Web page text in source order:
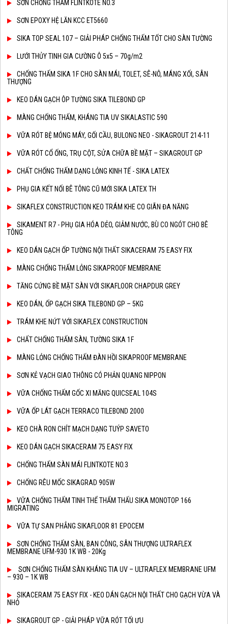
SƠN CHỐNG THẤM FLINTKOTE NO.3
SƠN EPOXY HỆ LĂN KCC ET5660
SIKA TOP SEAL 107 – GIẢI PHÁP CHỐNG THẤM TỐT CHO SÀN TƯỜNG
LƯỚI THỦY TINH GIA CƯỜNG Ô 5x5 – 70g/m2
CHỐNG THẤM SIKA 1F CHO SÀN MÁI, TOLET, SÊ-NÔ, MÁNG XỐI, SÂN
THƯỢNG
KEO DÁN GẠCH ÔP TƯỜNG SIKA TILEBOND GP
MÀNG CHỐNG THẤM, KHÁNG TIA UV SIKALASTIC 590
VỮA RÓT BỆ MÓNG MÁY, GỐI CẦU, BULONG NEO - SIKAGROUT 214-11
VỮA RÓT CỔ ỐNG, TRỤ CỘT, SỬA CHỮA BỀ MẶT – SIKAGROUT GP
CHẤT CHỐNG THẤM DẠNG LỎNG KINH TẾ - SIKA LATEX
PHỤ GIA KẾT NỐI BÊ TÔNG CŨ MỚI SIKA LATEX TH
SIKAFLEX CONSTRUCTION KEO TRÁM KHE CO GIÃN ĐA NĂNG
SIKAMENT R7 - PHỤ GIA HÓA DẺO, GIẢM NƯỚC, BÙ CO NGÓT CHO BÊ
TÔNG
KEO DÁN GẠCH ỐP TƯỜNG NỘI THẤT SIKACERAM 75 EASY FIX
MÀNG CHỐNG THẤM LỎNG SIKAPROOF MEMBRANE
TĂNG CỨNG BỀ MẶT SÀN VỚI SIKAFLOOR CHAPDUR GREY
KEO DÁN, ỐP GẠCH SIKA TILEBOND GP – 5KG
TRÁM KHE NỨT VỚI SIKAFLEX CONSTRUCTION
CHẤT CHỐNG THẤM SÀN, TƯỜNG SIKA 1F
MÀNG LỎNG CHỐNG THẤM ĐÀN HỒI SIKAPROOF MEMBRANE
SƠN KẺ VẠCH GIAO THÔNG CÓ PHẢN QUANG NIPPON
VỮA CHỐNG THẤM GỐC XI MĂNG QUICSEAL 104S
VỮA ỐP LÁT GẠCH TERRACO TILEBOND 2000
KEO CHÀ RON CHÍT MẠCH DẠNG TUÝP SAVETO
KEO DÁN GẠCH SIKACERAM 75 EASY FIX
CHỐNG THẤM SÀN MÁI FLINTKOTE NO.3
CHỐNG RÊU MỐC SIKAGRAD 905W
VỮA CHỐNG THẤM TINH THỂ THẨM THẤU SIKA MONOTOP 166
MIGRATING
VỮA TỰ SAN PHẲNG SIKAFLOOR 81 EPOCEM
SƠN CHỐNG THẤM SÀN, BAN CÔNG, SÂN THƯỢNG ULTRAFLEX
MEMBRANE UFM-930 1K WB - 20Kg
SƠN CHỐNG THẤM SÀN KHÁNG TIA UV – ULTRAFLEX MEMBRANE UFM
– 930 – 1K WB
SIKACERAM 75 EASY FIX - KEO DÁN GẠCH NỘI THẤT CHO GẠCH VỪA VÀ
NHỎ
SIKAGROUT GP - GIẢI PHÁP VỮA RÓT TỐI ƯU